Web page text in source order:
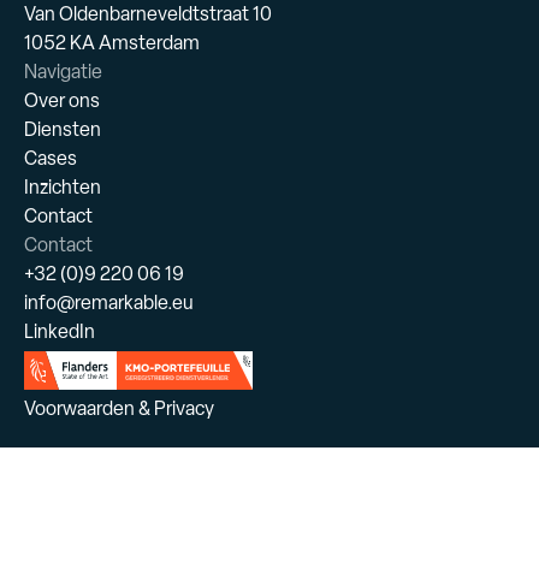
Van Oldenbarneveldtstraat 10
1052 KA Amsterdam
Navigatie
Over ons
Diensten
Cases
Inzichten
Contact
Contact
+32 (0)9 220 06 19
info@remarkable.eu
LinkedIn
Voorwaarden & Privacy